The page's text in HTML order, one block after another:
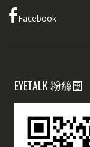
Facebook
EYETALK 粉絲團